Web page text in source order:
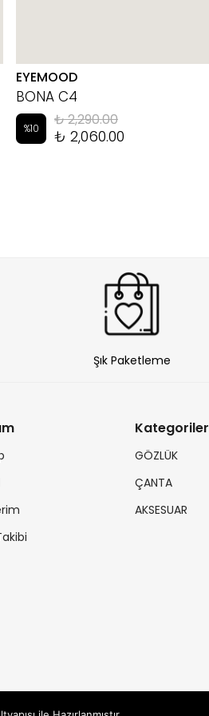
EYEMOOD
BONA C4
%10 ₺ 2,290.00
₺ 2,060.00
Şık Paketleme
Kategoriler
GÖZLÜK
ÇANTA
AKSESUAR